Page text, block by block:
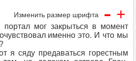
Изменить размер шрифта - +
мог закрыться в момент
именно это. И что мы
я сяду предаваться горестным